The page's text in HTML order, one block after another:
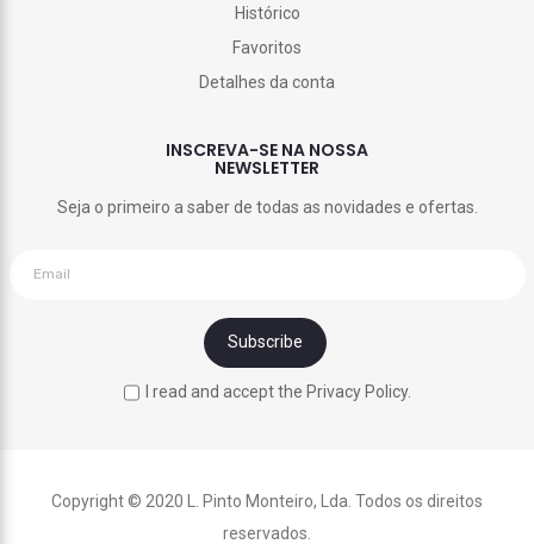
Histórico
Favoritos
Detalhes da conta
INSCREVA-SE NA NOSSA
NEWSLETTER
Seja o primeiro a saber de todas as novidades e ofertas.
I read and accept the Privacy Policy.
Copyright © 2020 L. Pinto Monteiro, Lda. Todos os direitos
reservados.